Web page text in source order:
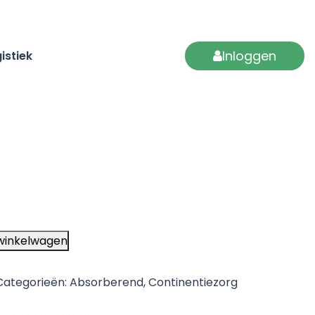
Inloggen
Absorberend,Continentiezorg